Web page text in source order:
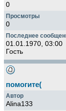
0
0
01.01.1970, 03:00
Гость
помогите(
Alina133